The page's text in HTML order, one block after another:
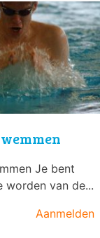
Je bent
worden van de...
Aanmelden